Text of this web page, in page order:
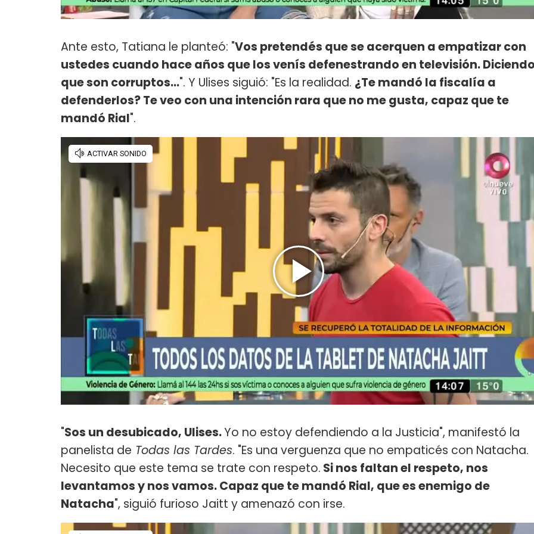
Ante esto, Tatiana le planteó: "Vos pretendés que se acerquen a empatizar con
ustedes cuando hace años que los venís defenestrando en televisión.
que son corruptos...". Y Ulises siguió: "Es la realidad. ¿Te mandó la fiscalía a
defenderlos? Te veo con una intención rara que no me gusta, capaz que te
mandó Rial".
"Sos un desubicado, Ulises.Yo no estoy defendiendo a la Justicia", manifestó la
panelista de Todas las Tardes. "Es una verguenza que no empaticés con Natacha.
Necesito que este tema se trate con respeto. Si nos faltan el respeto, nos
levantamos y nos vamos. Capaz que te mandó Rial, que es enemigo de
Natacha", siguió furioso Jaitt y amenazó con irse.